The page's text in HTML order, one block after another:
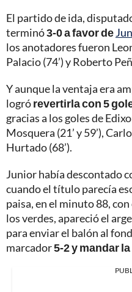
El partido de ida,
terminó3-0 a favor de
los anotadores fueron
Palacio (74’) y Roberto
Y aunque la ventaja era
logrórevertirla con 5
gracias a los goles de
Mosquera (21’ y 59’),
Hurtado (68’).
Junior había descontado
cuando el título parecía
paisa, en el minuto 88,
los verdes, apareció el
para enviar el balón al
marcador5-2 y mandar